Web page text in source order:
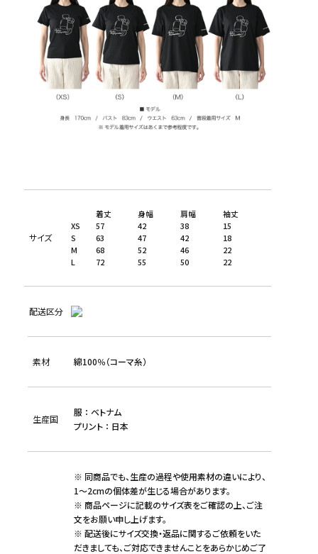
サイズ
着丈 身幅 肩幅
袖丈
XS
57 42 38
15
S
63 47 42
18
M
68 52 46
22
L
72 55 50 22
配送区分
素材 綿100％（コーマ糸）
生産国
服 ： ベトナム
プリント ： 日本
※ 同商品でも、生産の過程や使用素材の違いにより、
1～2cmの個体差が生じる場合があります。
※ 商品ページに記載のサイズ表をご確認の上、ご注
文をお願い申し上げます。
※ 配送後にサイズ交換・返品に関するご依頼をいた
だきましても、ご対応できませんことをあらかじめご了